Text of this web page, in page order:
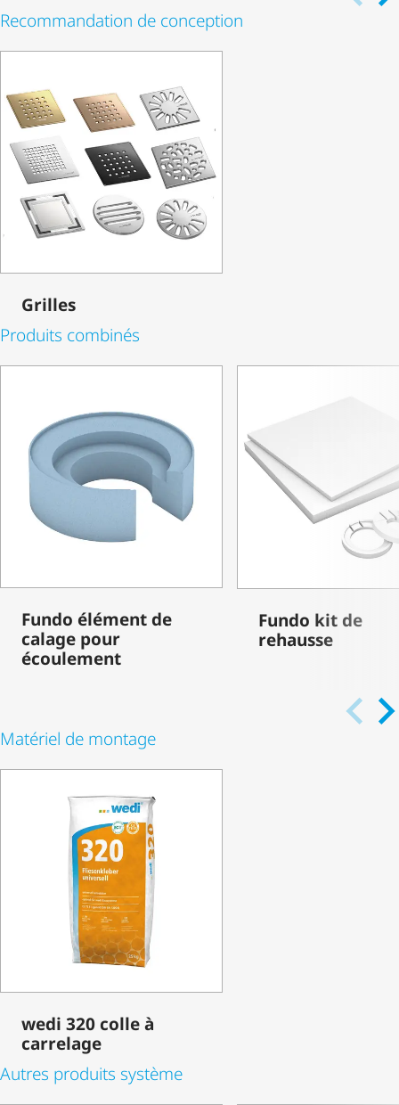
Recommandation de conception
Grilles
Produits combinés
Fundo élément de
calage pour
écoulement
Fundo kit de
rehausse
Matériel de montage
wedi 320 colle à
carrelage
Autres produits système